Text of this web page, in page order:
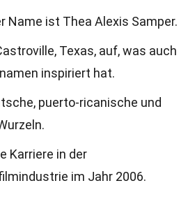
Name ist Thea Alexis Samper.
Texas, auf, was auch
inspiriert hat.
puerto-ricanische und
Karriere in der
im Jahr 2006.